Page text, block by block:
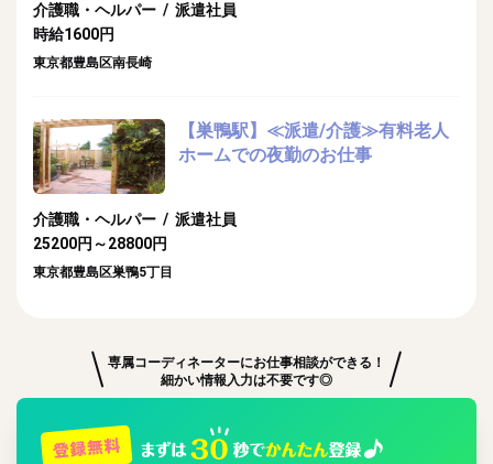
介護職・ヘルパー / 派遣社員
時給1600円
東京都豊島区南長崎
【巣鴨駅】≪派遣/介護≫有料老人
ホームでの夜勤のお仕事
介護職・ヘルパー / 派遣社員
25200円～28800円
東京都豊島区巣鴨5丁目
専属コーディネーターにお仕事相談ができる！
細かい情報入力は不要です◎